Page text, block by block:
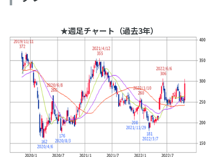
★週足チャート（過去3年）